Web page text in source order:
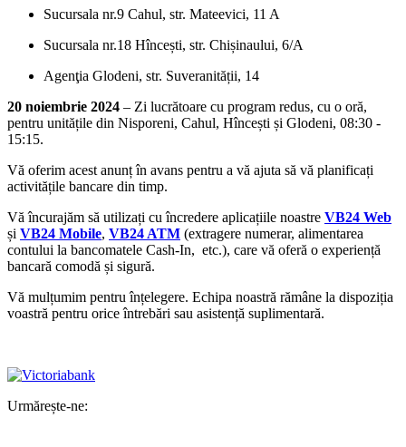
Sucursala nr.9 Cahul, str. Mateevici, 11 A
Sucursala nr.18 Hîncești, str. Chișinaului, 6/A
Agenţia Glodeni, str. Suveranității, 14
20 noiembrie 2024 – Zi lucrătoare cu program redus, cu o oră,
pentru unitățile din Nisporeni, Cahul, Hîncești și Glodeni, 08:30 -
15:15.
Vă oferim acest anunț în avans pentru a vă ajuta să vă planificați
activitățile bancare din timp.
Vă încurajăm să utilizați cu încredere aplicațiile noastre VB24 Web
și VB24 Mobile, VB24 ATM (extragere numerar, alimentarea
contului la bancomatele Cash-In, etc.), care vă oferă o experiență
bancară comodă și sigură.
Vă mulțumim pentru înțelegere. Echipa noastră rămâne la dispoziția
voastră pentru orice întrebări sau asistență suplimentară.
Urmărește-ne: